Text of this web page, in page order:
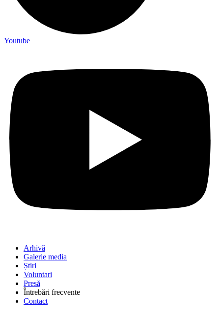
Youtube
Arhivă
Galerie media
Știri
Voluntari
Presă
Întrebări frecvente
Contact